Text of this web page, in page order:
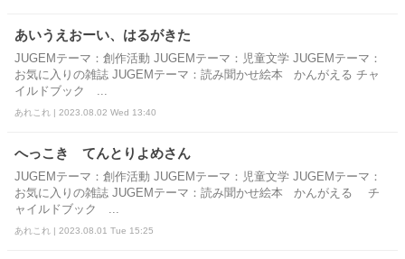
あいうえおーい、はるがきた
JUGEMテーマ：創作活動 JUGEMテーマ：児童文学 JUGEMテーマ：
お気に入りの雑誌 JUGEMテーマ：読み聞かせ絵本 かんがえる チャ
イルドブック ...
あれこれ | 2023.08.02 Wed 13:40
へっこき てんとりよめさん
JUGEMテーマ：創作活動 JUGEMテーマ：児童文学 JUGEMテーマ：
お気に入りの雑誌 JUGEMテーマ：読み聞かせ絵本 かんがえる チ
ャイルドブック ...
あれこれ | 2023.08.01 Tue 15:25